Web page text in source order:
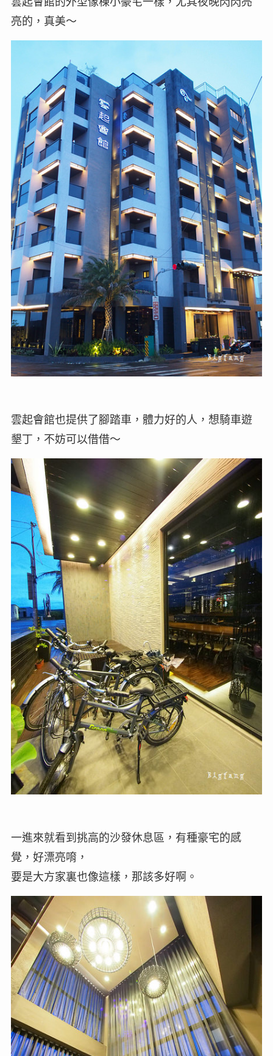
亮的，真美～
雲起會館也提供了腳踏車，體力好的人，想騎車遊
墾丁，不妨可以借借～
一進來就看到挑高的沙發休息區，有種豪宅的感
覺，好漂亮唷，
要是大方家裏也像這樣，那該多好啊。